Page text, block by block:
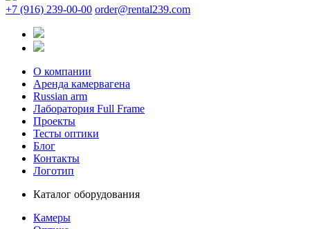
+7 (916) 239-00-00 order@rental239.com
О компании
Аренда камервагена
Russian arm
Лаборатория Full Frame
Проекты
Тесты оптики
Блог
Контакты
Логотип
Каталог оборудования
Камеры